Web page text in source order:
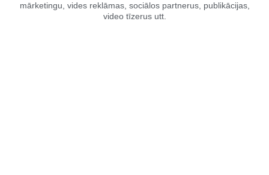
mārketingu, vides reklāmas, sociālos partnerus, publikācijas,
video tīzerus utt.